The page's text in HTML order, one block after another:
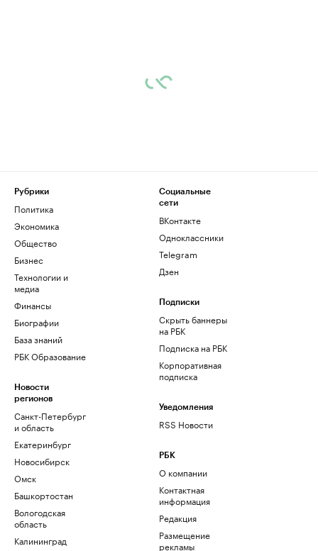
Рубрики
Политика
Экономика
Общество
Бизнес
Технологии и
медиа
Финансы
Биографии
База знаний
РБК Образование
Новости
регионов
Санкт-Петербург
и область
Екатеринбург
Новосибирск
Омск
Башкортостан
Вологодская
область
Калининград
Социальные
сети
ВКонтакте
Одноклассники
Telegram
Дзен
Подписки
Скрыть баннеры
на РБК
Подписка на РБК
Корпоративная
подписка
Уведомления
RSS Новости
РБК
О компании
Контактная
информация
Редакция
Размещение
рекламы